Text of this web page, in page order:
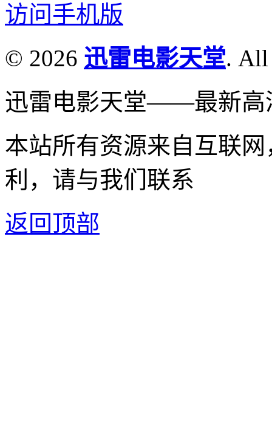
访问手机版
© 2026 迅雷电影天堂. All
迅雷电影天堂——最新高
本站所有资源来自互联
利，请与我们联系
返回顶部